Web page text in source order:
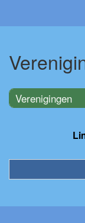
Verenigingen